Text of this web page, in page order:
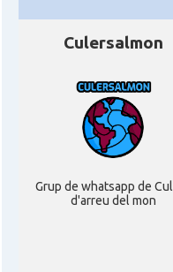
Culersalmon
Grup de whatsapp de
d'arreu del mon